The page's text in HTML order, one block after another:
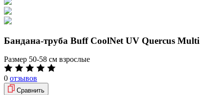
Бандана-труба Buff CoolNet UV Quercus Multi
Размер 50-58 см взрослые
0 отзывов
Сравнить